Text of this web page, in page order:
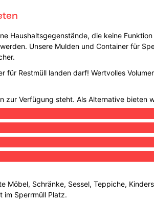
Haushaltsgegenstände, die keine
Unsere Mulden und Container für
für Restmüll landen darf! Wertvolles
zur Verfügung steht. Als Alternative bieten
Möbel, Schränke, Sessel, Teppiche,
im Sperrmüll Platz.